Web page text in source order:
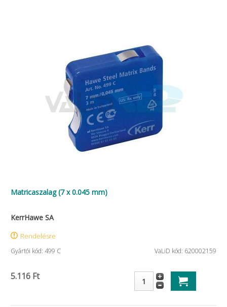
Matricaszalag (7 x 0.045 mm)
KerrHawe SA
Rendelésre
Gyártói kód: 499 C VaLiD kód: 620002159
5.116 Ft